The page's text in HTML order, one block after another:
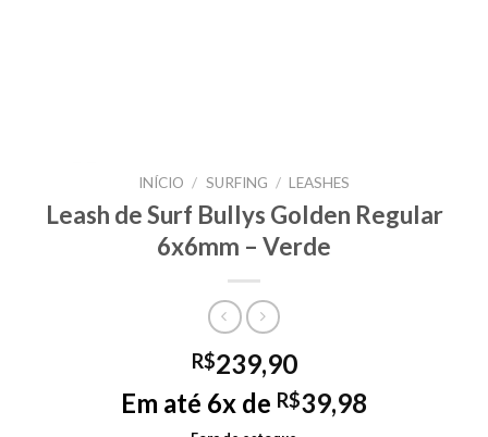
INÍCIO / SURFING / LEASHES
Leash de Surf Bullys Golden Regular
6x6mm – Verde
R$239,90
Em até 6x de R$39,98